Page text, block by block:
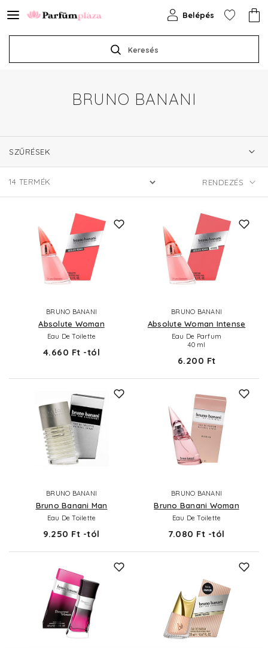
Keresés
Belépés
BRUNO BANANI
SZŰRÉSEK
14 TERMÉK
BRUNO BANANI
Absolute Woman
Eau De Toilette
4.660 Ft -tól
BRUNO BANANI
Absolute Woman Intense
Eau De Parfum
40 ml
6.200 Ft
BRUNO BANANI
Bruno Banani Man
Eau De Toilette
9.250 Ft -tól
BRUNO BANANI
Bruno Banani Woman
Eau De Toilette
7.080 Ft -tól